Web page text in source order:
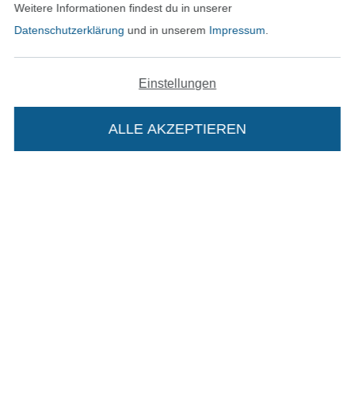
In deinen Warenkorb
Impressum
AGB
Weitere Informationen findest du in unserer
Datenschutzerklärung und in unserem Impressum
Einstellungen
ALLE AKZEPTIEREN